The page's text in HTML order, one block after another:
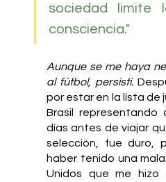
sociedad limite
consciencia."
Aunque se me haya
al fútbol, persistí.
por estar en la lista de
Brasil representando
días antes de viajar
selección, fue duro,
haber tenido una
Unidos que me